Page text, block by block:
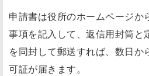
申請書は役所のホームページか
事項を記入して、返信用封筒と
を同封して郵送すれば、数日か
可証が届きます。